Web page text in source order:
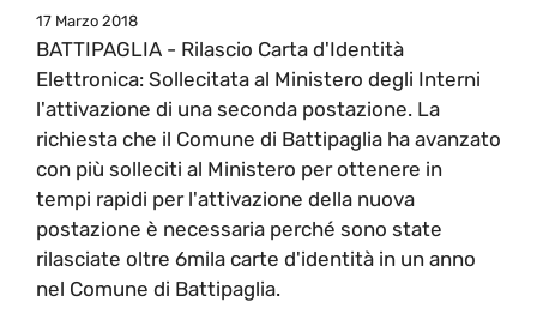
17 Marzo 2018
BATTIPAGLIA - Rilascio Carta d'Identità
Elettronica: Sollecitata al Ministero degli Interni
l'attivazione di una seconda postazione. La
richiesta che il Comune di Battipaglia ha avanzato
con più solleciti al Ministero per ottenere in
tempi rapidi per l'attivazione della nuova
postazione è necessaria perché sono state
rilasciate oltre 6mila carte d'identità in un anno
nel Comune di Battipaglia.